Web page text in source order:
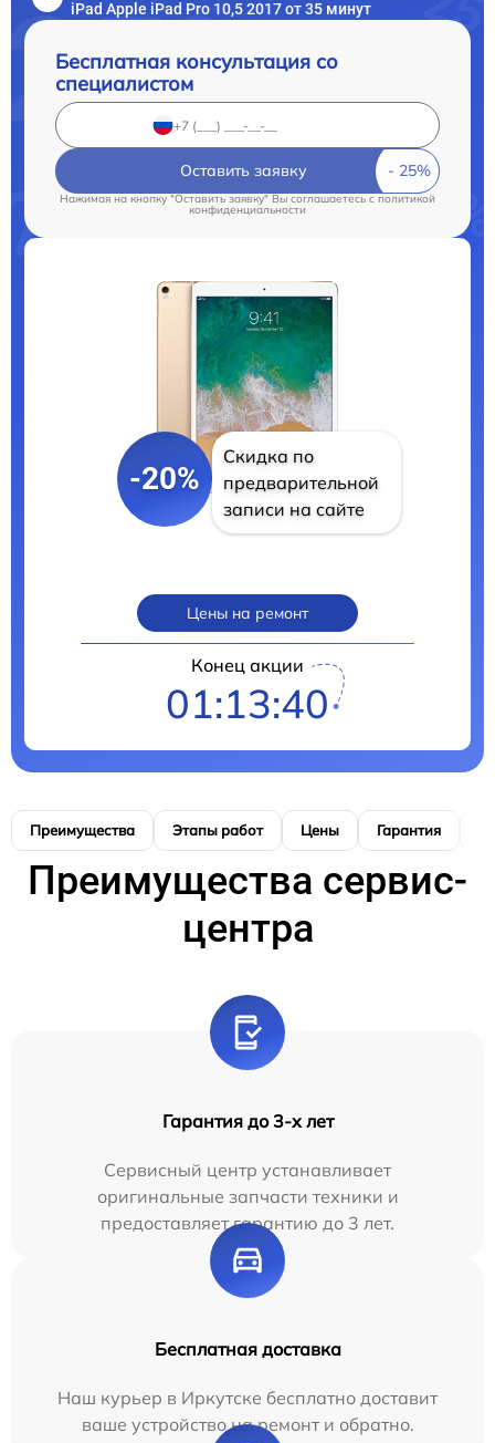
iPad Apple iPad Pro 10,5 2017 от 35 минут
Бесплатная консультация со
специалистом
Оставить заявку
Нажимая на кнопку "Оставить заявку" Вы соглашаетесь cполитикой
конфиденциальности
-20%
Скидка по
предварительной
записи на сайте
Цены на ремонт
Конец акции
01:13:39
Преимущества Этапы работ Цены Гарантия
Преимущества сервис-
центра
Гарантия до 3-х лет
Сервисный центр устанавливает
оригинальные запчасти техники и
предоставляет гарантию до 3 лет.
Бесплатная доставка
Наш курьер в Иркутске бесплатно доставит
ваше устройство на ремонт и обратно.